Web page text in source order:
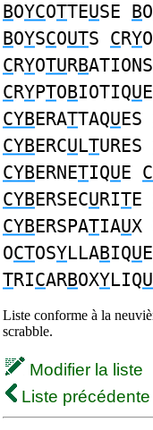
BOYCOTTEUSE BO
BOYSCOUTS CRYO
CRYOTURBATIONS
CRYPTOBIOTIQU
CYBERATTAQUES
CYBERCULTURES
CYBERNETIQUE
CYBERSECURITE
CYBERSPATIAUX
OCTOSYLLABIQU
TRICARBOXYLIQU
Liste conforme à la
scrabble.
Modifier la liste
Liste précédente